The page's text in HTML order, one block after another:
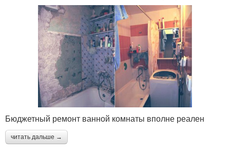
Бюджетный ремонт ванной комнаты вполне реален
читать дальше →